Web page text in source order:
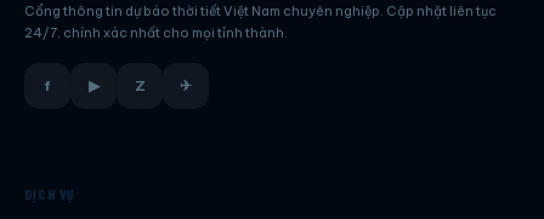
Cổng thông tin dự báo thời tiết Việt Nam chuyên nghiệp. Cập nhật liên tục
24/7, chính xác nhất cho mọi tỉnh thành.
f ▶ Z ✈
DỊCH VỤ